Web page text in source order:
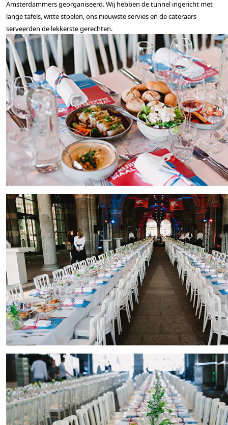
Amsterdammers georganiseerd. Wij hebben de tunnel ingericht met
lange tafels, witte stoelen, ons nieuwste servies en de cateraars
serveerden de lekkerste gerechten.